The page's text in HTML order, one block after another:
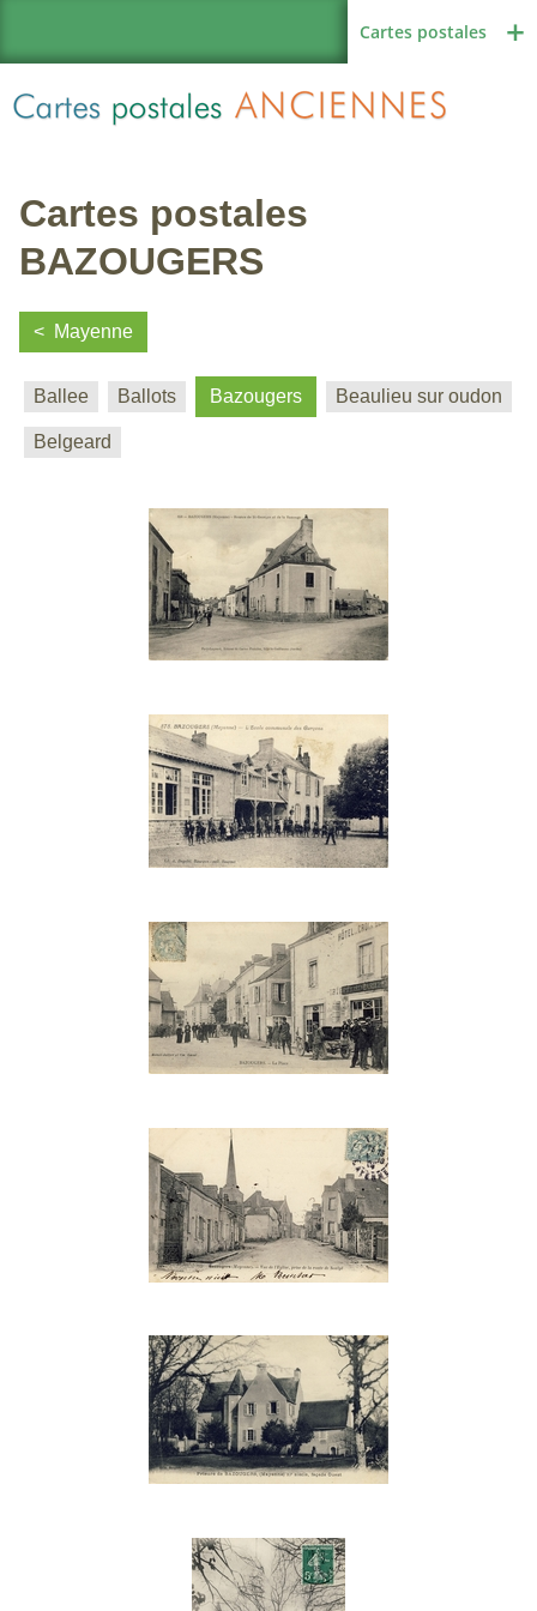
Cartes postales
Région de France
Cartes postales
BAZOUGERS
Mayenne
Ballee Ballots Bazougers Beaulieu sur oudon
Belgeard